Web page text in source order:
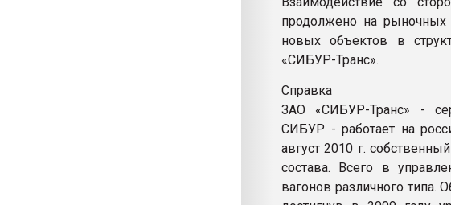
продолжено на рыночных
новых объектов в
«СИБУР-Транс».
Справка
ЗАО «СИБУР-Транс» -
СИБУР - работает на
август 2010 г.
состава. Всего в
вагонов различного типа.